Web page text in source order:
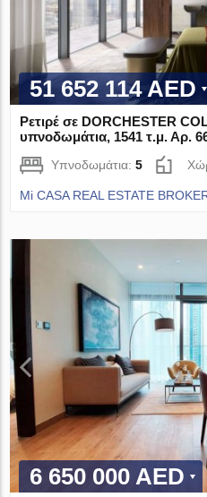
51 652 114 AED
Ρετιρέ σε DORCHESTER
υπνοδωμάτια, 1541 τ.μ. Αρ.
Υπνοδωμάτια:5
Mi CASA REAL ESTATE
6 650 000 AED